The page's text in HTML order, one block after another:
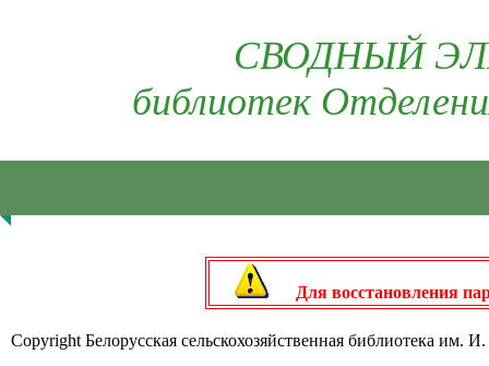
СВОДНЫЙ
библиотек
Для восстановления
Copyright Белорусская сельскохозяйственная библиотека им.